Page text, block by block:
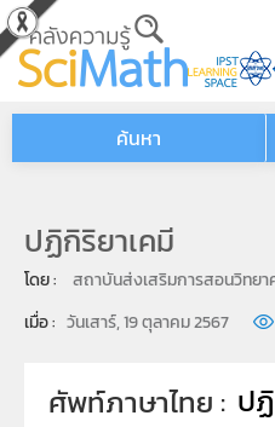
Skip to main content
ค้นหา
ปฏิกิริยาเคมี
โดย :
สถาบันส่งเสริมการสอนวิทยา
เมื่อ : วันเสาร์, 19 ตุลาคม 2567
ศัพท์ภาษาไทย
ป